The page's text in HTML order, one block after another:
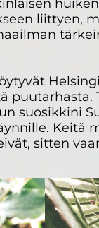
liittyen,
puutarhasta.
suosikkini
Keitä
sitten